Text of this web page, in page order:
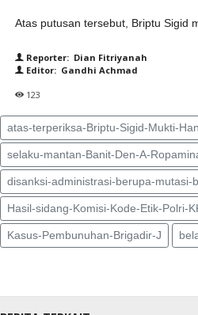
Atas putusan tersebut, Briptu Sigid
Reporter: Dian Fitriyanah
Editor: Gandhi Achmad
123
atas-terperiksa-Briptu-Sigid-Mukti-
selaku-mantan-Banit-Den-A-
disanksi-administrasi-berupa-
Hasil-sidang-Komisi-Kode-Etik-Polri-
Kasus-Pembunuhan-Brigadir-J